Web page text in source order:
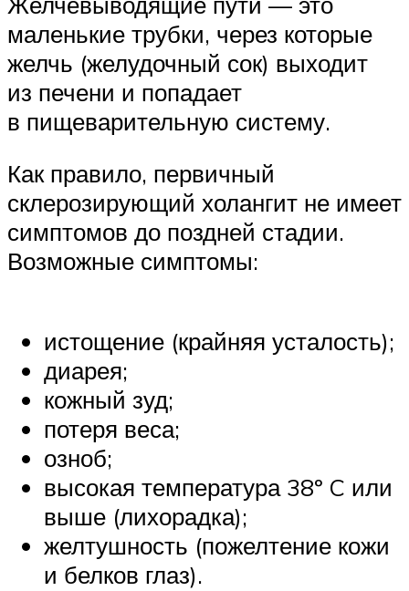
маленькие трубки, через которые
желчь (желудочный сок) выходит
из печени и попадает
в пищеварительную систему.
Как правило, первичный
склерозирующий холангит не имеет
симптомов до поздней стадии.
Возможные симптомы:
истощение (крайняя усталость);
диарея;
кожный зуд;
потеря веса;
озноб;
высокая температура 38º C или
выше (лихорадка);
желтушность (пожелтение кожи
и белков глаз).